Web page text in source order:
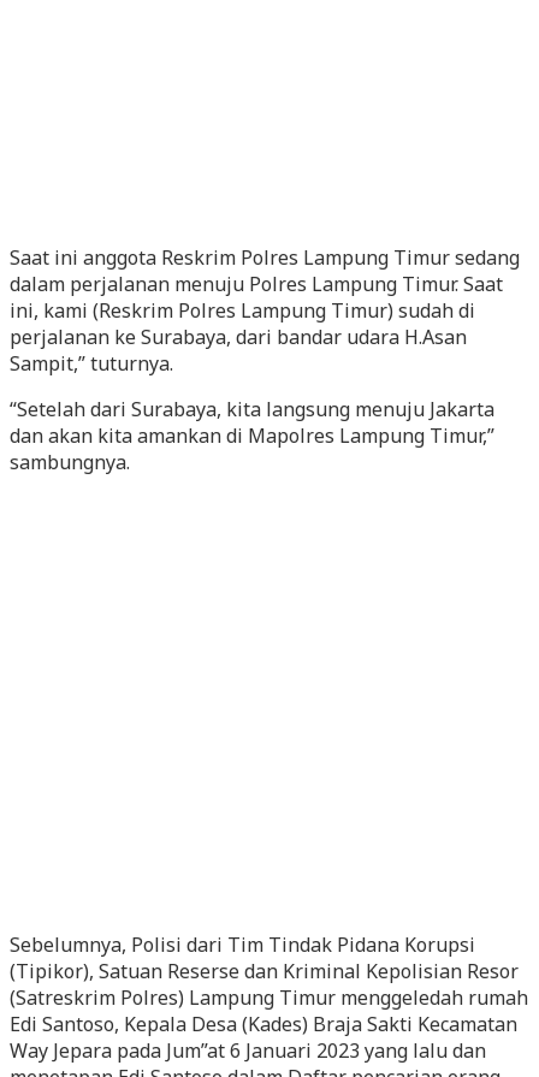
Saat ini anggota Reskrim Polres Lampung Timur sedang
dalam perjalanan menuju Polres Lampung Timur. Saat
ini, kami (Reskrim Polres Lampung Timur) sudah di
perjalanan ke Surabaya, dari bandar udara H.Asan
Sampit,” tuturnya.
“Setelah dari Surabaya, kita langsung menuju Jakarta
dan akan kita amankan di Mapolres Lampung Timur,”
sambungnya.
Sebelumnya, Polisi dari Tim Tindak Pidana Korupsi
(Tipikor), Satuan Reserse dan Kriminal Kepolisian Resor
(Satreskrim Polres) Lampung Timur menggeledah rumah
Edi Santoso, Kepala Desa (Kades) Braja Sakti Kecamatan
Way Jepara pada Jum”at 6 Januari 2023 yang lalu dan